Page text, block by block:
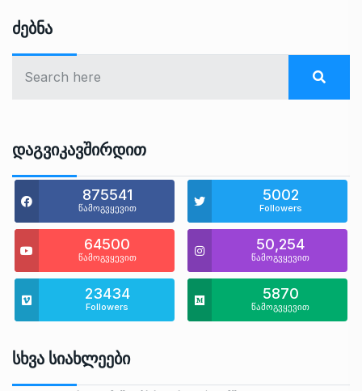
Ძებნა
Დაგვიკავშირდით
875541
წამოგვყევით
5002
Followers
64500
წამოგვყევით
50,254
წამოგვყევით
23434
Followers
5870
წამოგვყევით
Სხვა Სიახლეები